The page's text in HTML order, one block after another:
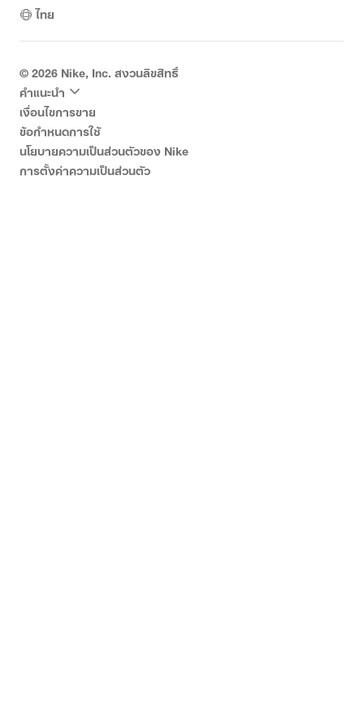
ไทย
©2026Nike, Inc. สงวนลิขสิทธิ์
คำแนะนำ
เงื่อนไขการขาย
ข้อกำหนดการใช้
นโยบายความเป็นส่วนตัวของ Nike
การตั้งค่าความเป็นส่วนตัว